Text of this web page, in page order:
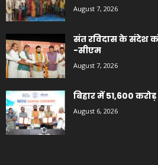
August 7, 2026
संत रविदास के संदेश
-सीएम
August 7, 2026
बिहार में 51,600
August 6, 2026